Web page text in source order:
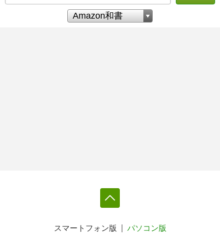
スマートフォン版 パソコン版